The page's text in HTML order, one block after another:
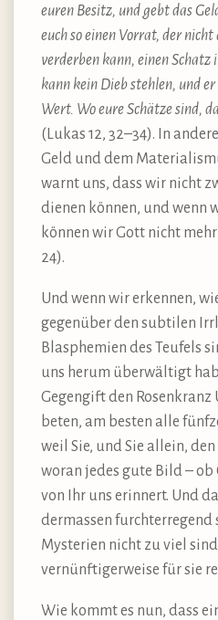
euren Besitz, und gebt das
euch so einen Vorrat, der
verderben kann, einen
kann kein Dieb stehlen, und
Wert. Wo eure Schätze sind,
(Lukas 12, 32–34). In
Geld und dem
warnt uns, dass wir nicht
dienen können, und wenn
können wir Gott nicht
24).
Und wenn wir erkennen,
gegenüber den subtilen
Blasphemien des Teufels
uns herum überwältigt
Gegengift den Rosenkranz
beten, am besten alle
weil Sie, und Sie allein,
woran jedes gute Bild – ob
von Ihr uns erinnert. Und
dermassen furchterregend
Mysterien nicht zu viel
vernünftigerweise für sie
Wie kommt es nun, dass